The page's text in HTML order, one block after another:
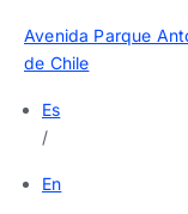
Avenida Parque
de Chile
Es
/
En